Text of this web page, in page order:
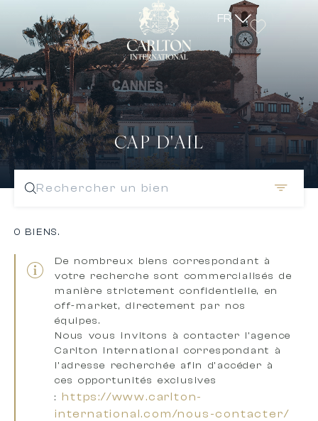
FR
Rechercher un bien
CAP D'AIL
0 BIENS.
De nombreux biens correspondant à
votre recherche sont commercialisés de
manière strictement confidentielle, en
off-market, directement par nos
équipes.
Nous vous invitons àcontacter l’agence
Carlton International correspondant à
l’adresse recherchée afin d’accéder à
ces opportunités exclusives
: https://www.carlton-
international.com/nous-contacter/